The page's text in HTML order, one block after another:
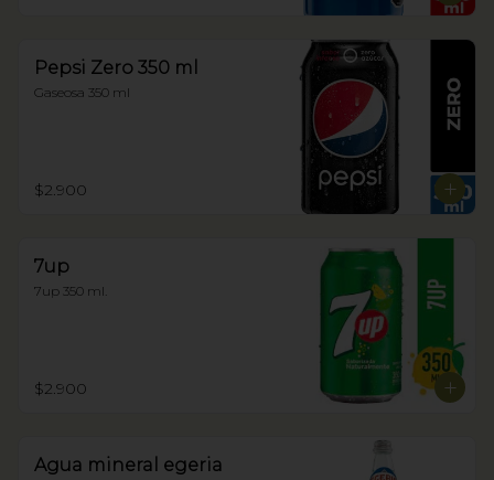
Pepsi Zero 350 ml
Gaseosa 350 ml
$2.900
7up
7up 350 ml.
$2.900
Agua mineral egeria